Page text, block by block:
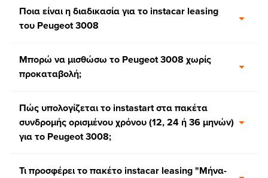
Ποια είναι η διαδικασία για το instacar leasing
του Peugeot 3008
Μπορώ να μισθώσω το Peugeot 3008 χωρίς
προκαταβολή;
Πώς υπολογίζεται το instastart στα πακέτα
συνδρομής ορισμένου χρόνου (12, 24 ή 36 μηνών)
για το Peugeot 3008;
Τι προσφέρει το πακέτο instacar leasing "Μήνα-